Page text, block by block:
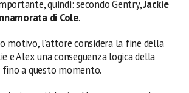
quindi: secondo Gentry,Jackie
di Cole.
motivo, l’attore considera la fine della
e Alex una conseguenza logica della
a questo momento.